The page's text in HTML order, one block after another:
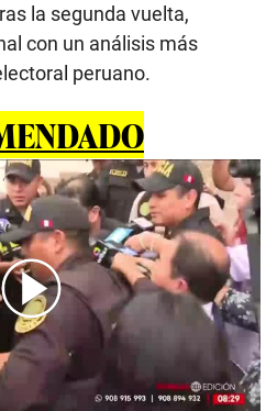
la segunda vuelta,
con un análisis más
peruano.